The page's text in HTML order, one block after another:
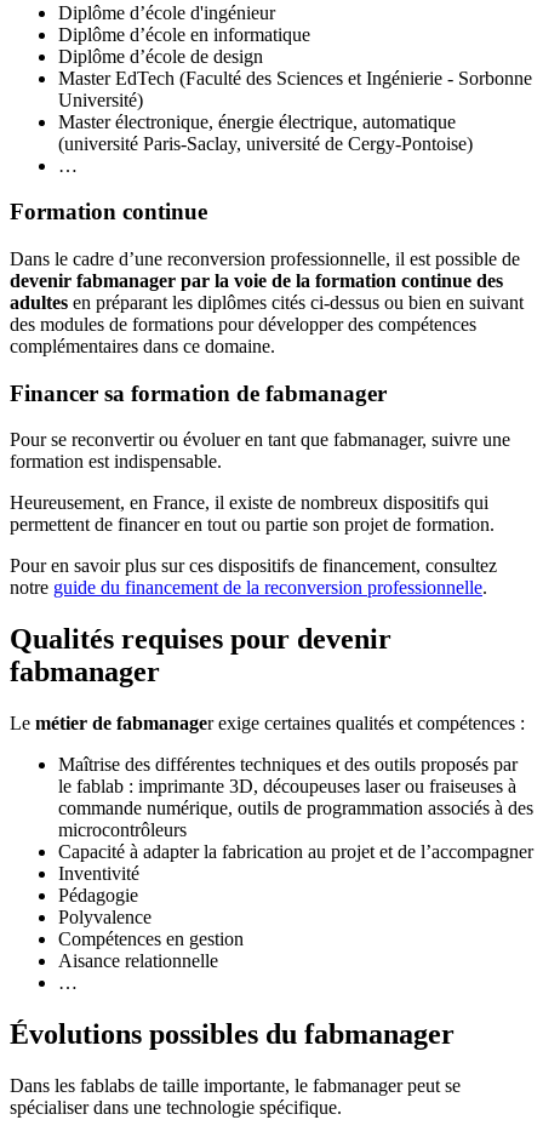
Diplôme d’école d'ingénieur
Diplôme d’école en informatique
Diplôme d’école de design
Master EdTech (Faculté des Sciences et Ingénierie - Sorbonne
Université)
Master électronique, énergie électrique, automatique
(université Paris-Saclay, université de Cergy-Pontoise)
…
Formation continue
Dans le cadre d’une reconversion professionnelle, il est possible de
devenir fabmanager par la voie de la formation continue des
adultes en préparant les diplômes cités ci-dessus ou bien en suivant
des modules de formations pour développer des compétences
complémentaires dans ce domaine.
Financer sa formation de fabmanager
Pour se reconvertir ou évoluer en tant que fabmanager, suivre une
formation est indispensable.
Heureusement, en France, il existe de nombreux dispositifs qui
permettent de financer en tout ou partie son projet de formation.
Pour en savoir plus sur ces dispositifs de financement, consultez
notre guide du financement de la reconversion professionnelle.
Qualités requises pour devenir
fabmanager
Le métier de fabmanager exige certaines qualités et compétences :
Maîtrise des différentes techniques et des outils proposés par
le fablab : imprimante 3D, découpeuses laser ou fraiseuses à
commande numérique, outils de programmation associés à des
microcontrôleurs
Capacité à adapter la fabrication au projet et de l’accompagner
Inventivité
Pédagogie
Polyvalence
Compétences en gestion
Aisance relationnelle
…
Évolutions possibles du fabmanager
Dans les fablabs de taille importante, le fabmanager peut se
spécialiser dans une technologie spécifique.